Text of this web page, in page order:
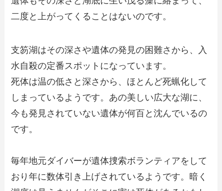
二度と上がってくることはないのです。
支笏湖はその深さや遺体の発見の困難さから、入
水自殺の定番スポットになっています。
死体は温の低さと深さから、ほとんど死蝋化して
しまっているようです。あの美しい広大な湖に、
今も発見されていない遺体が何百と沈んでいるの
です。
毎年地元ダイバーが遺体捜索ボランティアをして
おり年に数体引き上げされているようです。暗く